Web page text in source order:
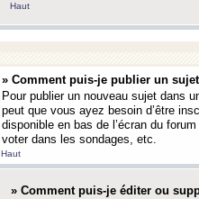
Haut
» Comment puis-je publier un
Pour publier un nouveau sujet dans
peut que vous ayez besoin d’être
disponible en bas de l’écran du
voter dans les sondages, etc.
Haut
» Comment puis-je éditer ou